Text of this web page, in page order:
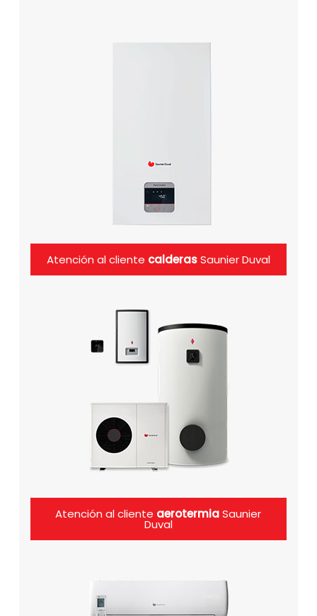
Atención al cliente calderasSaunier Duval
Atención al cliente aerotermiaSaunier
Duval